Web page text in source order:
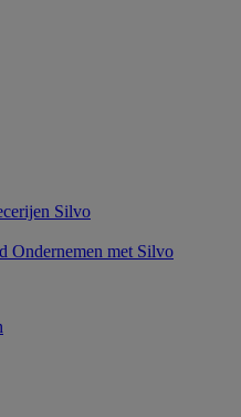
Silvo
Ondernemen met Silvo